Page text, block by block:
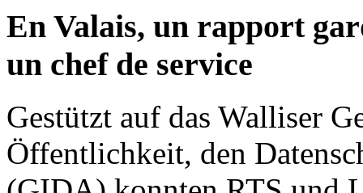
En Valais, un rapport
un chef de service
Gestützt auf das Walliser
Öffentlichkeit, den